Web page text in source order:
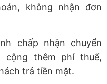
không nhận đơn
chấp nhận chuyển
cộng thêm phí thuế,
trả tiền mặt.